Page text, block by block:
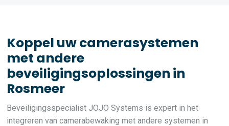
Koppel uw camerasystemen
met andere
beveiligingsoplossingen in
Rosmeer
Beveiligingsspecialist JOJO Systems is expert in het
integreren van camerabewaking met andere systemen in